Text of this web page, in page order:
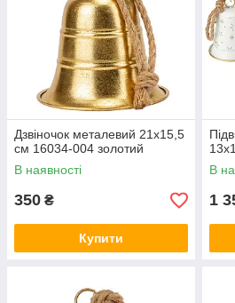
Дзвіночок металевий 21х15,5
см 16034-004 золотий
В наявності
350 ₴
Купити
В
1